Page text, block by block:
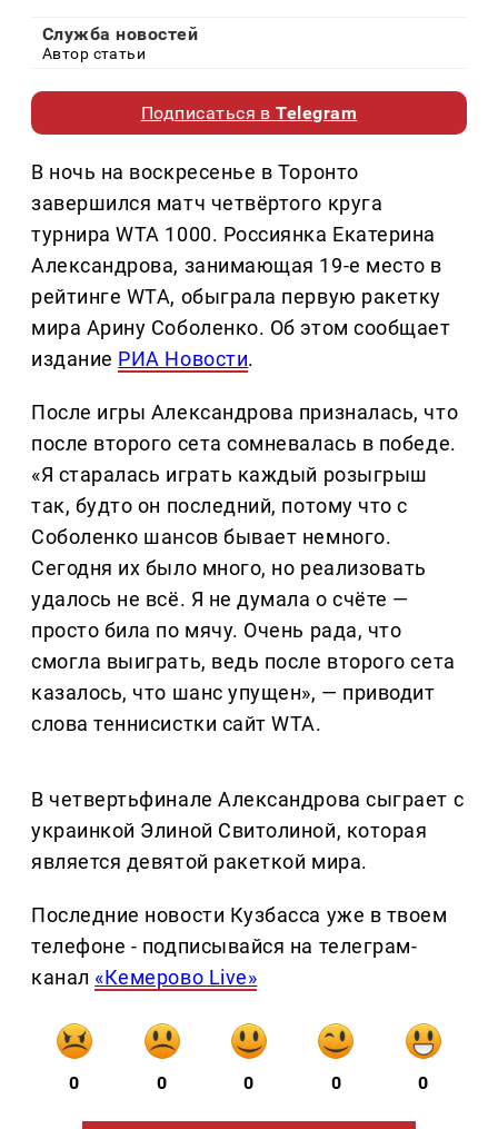
Служба новостей
Автор статьи
Подписаться вTelegram
В ночь на воскресенье в Торонто
завершился матч четвёртого круга
турнира WTA 1000. Россиянка Екатерина
Александрова, занимающая 19-е место в
рейтинге WTA, обыграла первую ракетку
мира Арину Соболенко. Об этом сообщает
издание РИА Новости.
После игры Александрова призналась, что
после второго сета сомневалась в победе.
«Я старалась играть каждый розыгрыш
так, будто он последний, потому что с
Соболенко шансов бывает немного.
Сегодня их было много, но реализовать
удалось не всё. Я не думала о счёте —
просто била по мячу. Очень рада, что
смогла выиграть, ведь после второго сета
казалось, что шанс упущен», — приводит
слова теннисистки сайт WTA.
В четвертьфинале Александрова сыграет с
украинкой Элиной Свитолиной, которая
является девятой ракеткой мира.
Последние новости Кузбасса уже в твоем
телефоне - подписывайся на телеграм-
канал «Кемерово Live»
0 0 0 0 0